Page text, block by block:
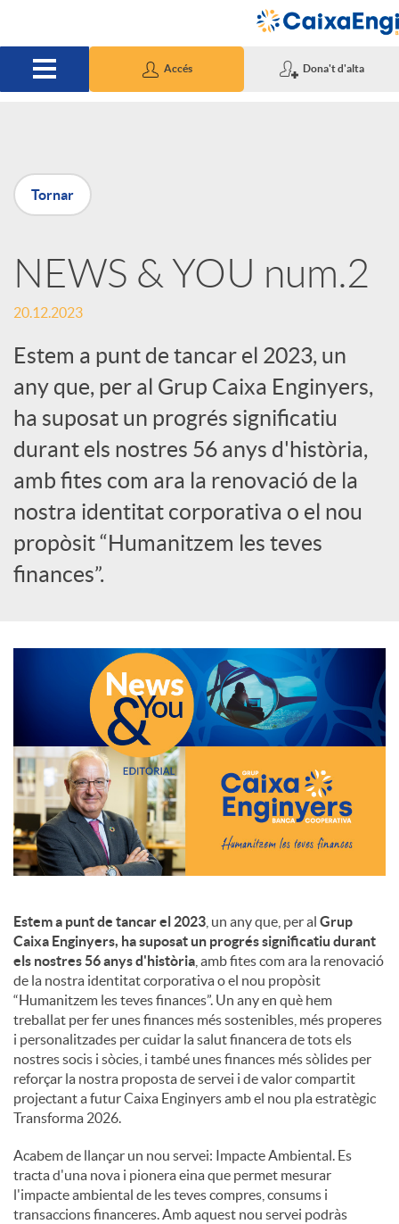
Accés Dona't d'alta
P
u
b
l
i
c
a
d
d
e
c
o
n
t
i
n
g
Tornar
NEWS & YOU num.2
20.12.2023
Estem a punt de tancar el 2023, un
any que, per al Grup Caixa Enginyers,
ha suposat un progrés significatiu
durant els nostres 56 anys d'història,
amb fites com ara la renovació de la
nostra identitat corporativa o el nou
propòsit “Humanitzem les teves
finances”.
Estem a punt de tancar el 2023 , un any que, per al Grup
Caixa Enginyers, ha suposat un progrés significatiu durant
els nostres 56 anys d'història , amb fites com ara la renovació
de la nostra identitat corporativa o el nou propòsit
“Humanitzem les teves finances”. Un any en què hem
treballat per fer unes finances més sostenibles, més properes
i personalitzades per cuidar la salut financera de tots els
nostres socis i sòcies, i també unes finances més sòlides per
reforçar la nostra proposta de servei i de valor compartit
projectant a futur Caixa Enginyers amb el nou pla estratègic
Transforma 2026.
Acabem de llançar un nou servei: Impacte Ambiental. Es
tracta d'una nova i pionera eina que permet mesurar
l'impacte ambiental de les teves compres, consums i
transaccions financeres. Amb aquest nou servei podràs